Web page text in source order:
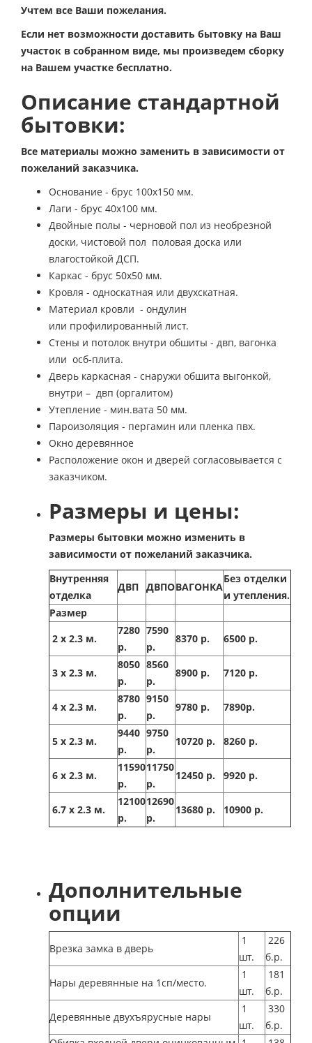
Учтем все Ваши пожелания.
Если нет возможности доставить бытовку на Ваш
участок в собранном виде, мы произведем сборку
на Вашем участке бесплатно.
Описание стандартной
бытовки:
Все материалы можно заменить в зависимости от
пожеланий заказчика.
Основание - брус 100х150 мм.
Лаги - брус 40х100 мм.
Двойные полы - черновой пол из необрезной
доски, чистовой пол половая доска или
влагостойкой ДСП.
Каркас - брус 50х50 мм.
Кровля - односкатная или двухскатная.
Материал кровли - ондулин
или профилированный лист.
Стены и потолок внутри обшиты - двп, вагонка
или осб-плита.
Дверь каркасная - снаружи обшита выгонкой,
внутри – двп (оргалитом)
Утепление - мин.вата 50 мм.
Пароизоляция - пергамин или пленка пвх.
Окно деревянное
Расположение окон и дверей согласовывается с
заказчиком.
Размеры и цены:
Размеры бытовки можно изменить в
зависимости от пожеланий заказчика.
Внутренняя
отделка
ДВП ДВПОВАГОНКА
Без отделки
и утепления.
Размер
2 х 2.3 м.
7280
р.
7590
р.
8370 р. 6500 р.
3 х 2.3 м.
8050
р.
8560
р.
8900 р. 7120 р.
4 х 2.3 м.
8780
р.
9150
р.
9780 р. 7890р.
5 х 2.3 м.
9440
р.
9750
р.
10720 р. 8260 р.
6 х 2.3 м.
11590
р.
11750
р.
12450 р. 9920 р.
6.7 х 2.3 м.
12100
р.
12690
р.
13680 р. 10900 р.
Дополнительные
опции
Врезка замка в дверь
1
шт.
226
б.р.
Нары деревянные на 1сп/место.
1
шт.
181
б.р.
Деревянные двухъярусные нары
1
шт.
330
б.р.